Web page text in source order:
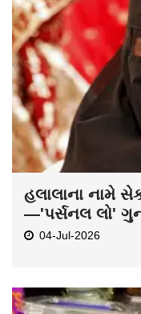
હલાલાના નામે
—'પર્સનલ લો'
04-Jul-2026